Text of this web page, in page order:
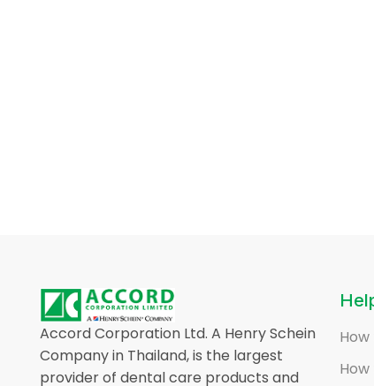
Accord Corporation Ltd. A Henry Schein
Company in Thailand, is the largest
provider of dental care products and